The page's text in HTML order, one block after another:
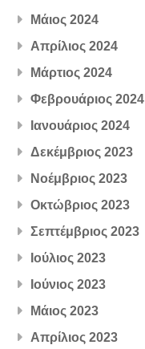
Μάιος 2024
Απρίλιος 2024
Μάρτιος 2024
Φεβρουάριος 2024
Ιανουάριος 2024
Δεκέμβριος 2023
Νοέμβριος 2023
Οκτώβριος 2023
Σεπτέμβριος 2023
Ιούλιος 2023
Ιούνιος 2023
Μάιος 2023
Απρίλιος 2023